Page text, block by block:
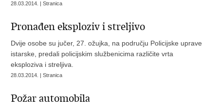
28.03.2014. | Stranica
Pronađen eksploziv i streljivo
Dvije osobe su jučer, 27. ožujka, na području Policijske uprave
istarske, predali policijskim službenicima različite vrta
eksploziva i streljiva.
28.03.2014. | Stranica
Požar automobila